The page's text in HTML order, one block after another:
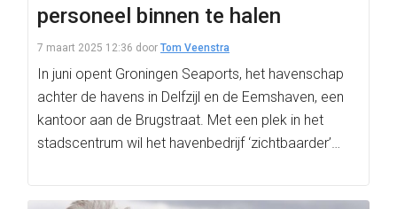
personeel binnen te halen
7 maart 2025 12:36 door Tom Veenstra
In juni opent Groningen Seaports, het havenschap
achter de havens in Delfzijl en de Eemshaven, een
kantoor aan de Brugstraat. Met een plek in het
stadscentrum wil het havenbedrijf ‘zichtbaarder’…